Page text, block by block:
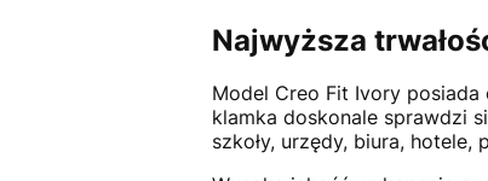
Najwyższa
Model Creo Fit Ivory
klamka doskonale sprawdzi
szkoły, urzędy, biura,